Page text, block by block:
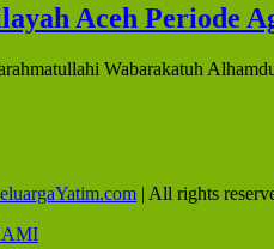
Aceh Periode
Wabarakatuh
| All rights